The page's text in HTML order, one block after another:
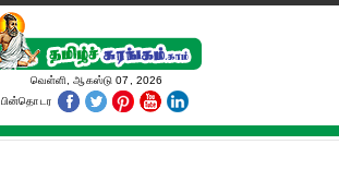
வெள்ளி, ஆகஸ்டு 07, 2026
பின்தொடர